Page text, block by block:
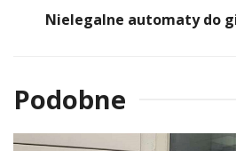
Nielegalne automaty do
Podobne